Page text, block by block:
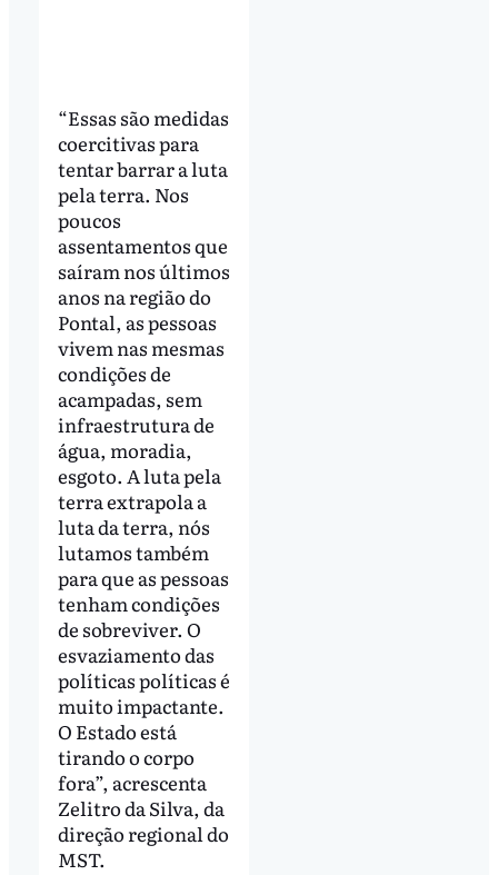
“Essas são medidas
coercitivas para
tentar barrar a luta
pela terra. Nos
poucos
assentamentos que
saíram nos últimos
anos na região do
Pontal, as pessoas
vivem nas mesmas
condições de
acampadas, sem
infraestrutura de
água, moradia,
esgoto. A luta pela
terra extrapola a
luta da terra, nós
lutamos também
para que as pessoas
tenham condições
de sobreviver. O
esvaziamento das
políticas políticas é
muito impactante.
O Estado está
tirando o corpo
fora”, acrescenta
Zelitro da Silva, da
direção regional do
MST.